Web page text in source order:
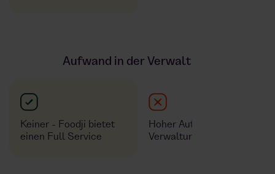
Aufwand in der Verwaltung
Keiner - Foodji bietet
einen Full Service
Hoher Aufwand in der
Verwaltung